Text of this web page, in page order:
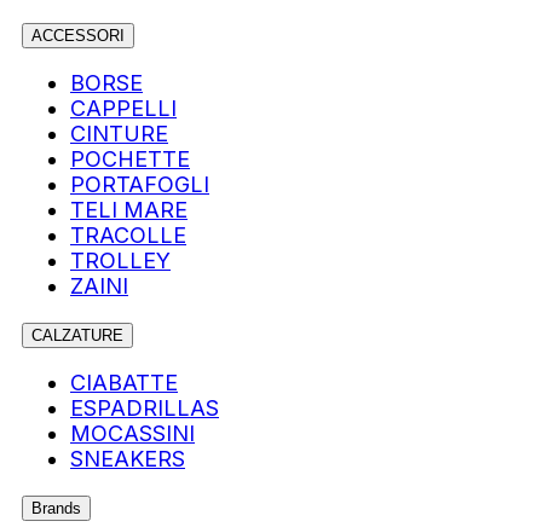
ACCESSORI
BORSE
CAPPELLI
CINTURE
POCHETTE
PORTAFOGLI
TELI MARE
TRACOLLE
TROLLEY
ZAINI
CALZATURE
CIABATTE
ESPADRILLAS
MOCASSINI
SNEAKERS
Brands